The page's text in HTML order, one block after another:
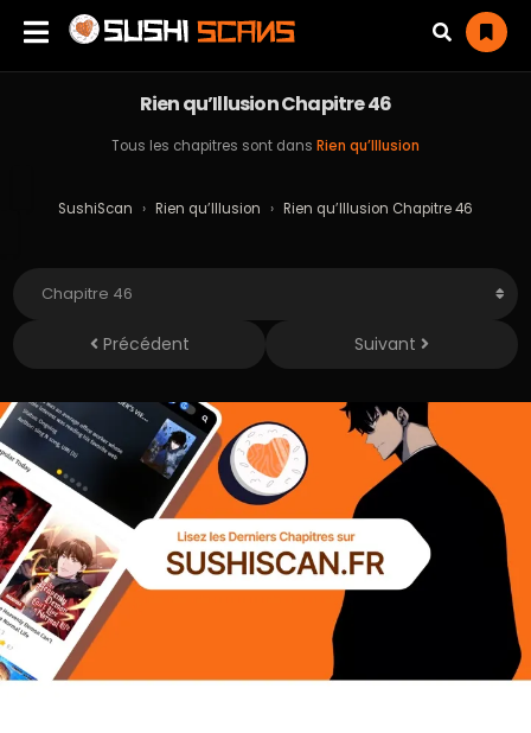
Rien qu’Illusion Chapitre 46
Tous les chapitres sont dans Rien qu’Illusion
SushiScan › Rien qu’Illusion › Rien qu’Illusion Chapitre 46
Précédent Suivant